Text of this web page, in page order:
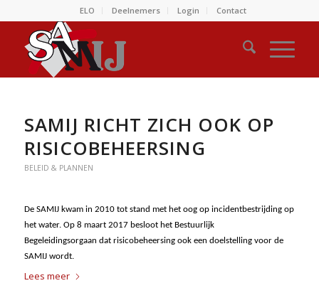
ELO Deelnemers Login Contact
SAMIJ RICHT ZICH OOK OP
RISICOBEHEERSING
BELEID & PLANNEN
De SAMIJ kwam in 2010 tot stand met het oog op incidentbestrijding op
het water. Op 8 maart 2017 besloot het Bestuurlijk
Begeleidingsorgaan dat risicobeheersing ook een doelstelling voor de
SAMIJ wordt.
Lees meer